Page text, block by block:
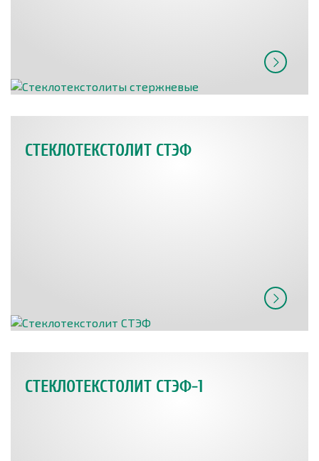
СТЕКЛОТЕКСТОЛИТ СТЭФ
СТЕКЛОТЕКСТОЛИТ СТЭФ-1